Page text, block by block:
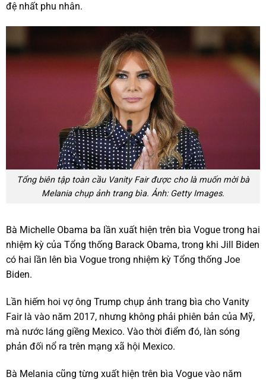
đệ nhất phu nhân.
Tổng biên tập toàn cầu Vanity Fair được cho là muốn mời bà
Melania chụp ảnh trang bìa. Ảnh: Getty Images.
Bà Michelle Obama ba lần xuất hiện trên bìa Vogue trong hai
nhiệm kỳ của Tổng thống Barack Obama, trong khi Jill Biden
có hai lần lên bìa Vogue trong nhiệm kỳ Tổng thống Joe
Biden.
Lần hiếm hoi vợ ông Trump chụp ảnh trang bìa cho Vanity
Fair là vào năm 2017, nhưng không phải phiên bản của Mỹ,
mà nước láng giềng Mexico. Vào thời điểm đó, làn sóng
phản đối nổ ra trên mạng xã hội Mexico.
Bà Melania cũng từng xuất hiện trên bìa Vogue vào năm